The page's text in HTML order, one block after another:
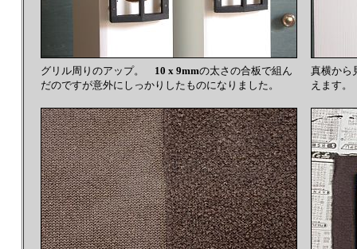
グリル周りのアップ。 10 x 9mmの太さの合板で組ん
だのですが意外にしっかりしたものになりました。
真横か
えます。